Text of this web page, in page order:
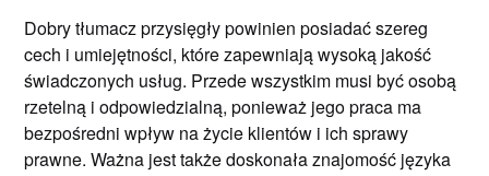
Dobry tłumacz przysięgły powinien posiadać szereg
cech i umiejętności, które zapewniają wysoką jakość
świadczonych usług. Przede wszystkim musi być osobą
rzetelną i odpowiedzialną, ponieważ jego praca ma
bezpośredni wpływ na życie klientów i ich sprawy
prawne. Ważna jest także doskonała znajomość języka